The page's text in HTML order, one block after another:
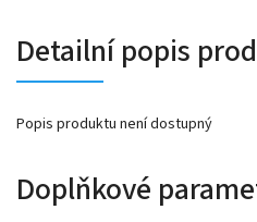
Detailní popis
Popis produktu není dostupný
Doplňkové